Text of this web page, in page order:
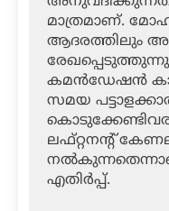
മാത്രമാണ്.
ആദരത്തിലും
കമന്‍ഡേഷന്‍
സമയ
ലഫ്റ്റനന്റ്
എതിര്‍പ്പ്.